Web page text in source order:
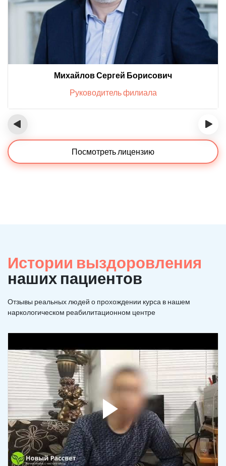
Михайлов Сергей Борисович
Руководитель филиала
‹ ›
Посмотреть лицензию
Истории выздоровления
наших пациентов
Отзывы реальных людей о прохождении курса в нашем
наркологическом реабилитационном центре